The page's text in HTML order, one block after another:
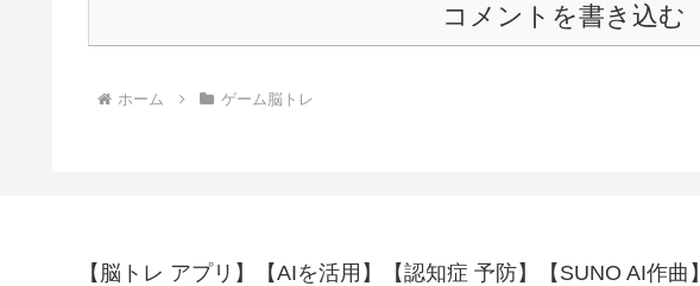
コメントを書き込む
ホーム ゲーム脳トレ
【脳トレ アプリ】【AIを活用】【認知症 予防】【SUNO AI作曲】